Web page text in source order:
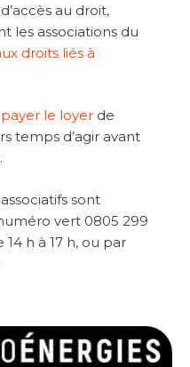
au droit,
les associations du
droits liés à
le loyer de
temps d’agir avant
sont
vert 0805 299
h à 17 h, ou par